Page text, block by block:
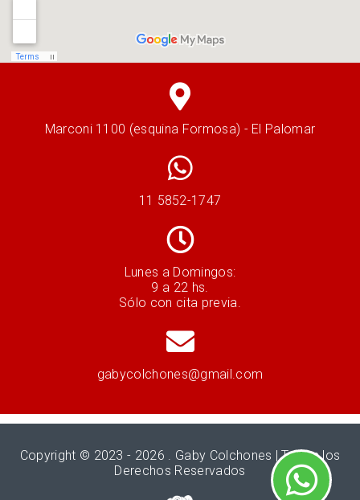
Marconi 1100 (esquina Formosa) - El Palomar
11 5852-1747
Lunes a Domingos:
9 a 22 hs.
Sólo con cita previa.
gabycolchones@gmail.com
Copyright © 2023 - 2026 . Gaby Colchones | Todos los
Derechos Reservados